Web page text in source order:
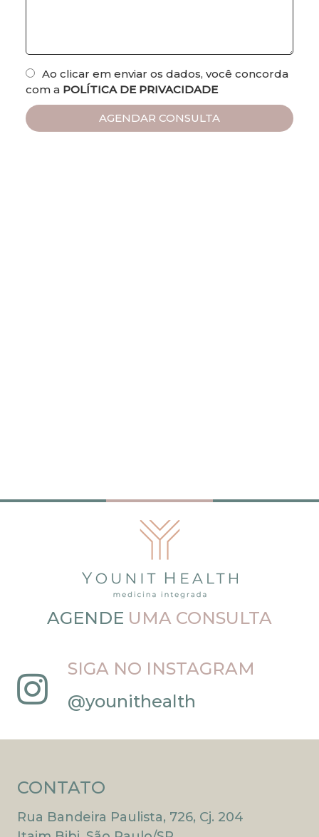
Ao clicar em enviar os dados, você concorda
com a POLÍTICA DE PRIVACIDADE
AGENDE UMA CONSULTA
SIGA NO INSTAGRAM
@younithealth
CONTATO
Rua Bandeira Paulista, 726, Cj. 204